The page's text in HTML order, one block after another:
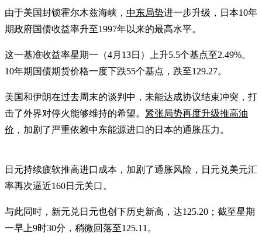
由于美国封锁霍尔木兹海峡， 中东局势进一步升级，日本10年
期政府国债收益率升至1997年以来的最高水平。
这一基准收益率星期一（4月13日）上升5.5个基点至2.49%。
10年期国债期货价格一度下跌55个基点，跌至129.27。
美国和伊朗在过去周末的谈判中，未能达成协议结束冲突，打
击了外界对停火能够维持的希望。 紧张局势再度升级推高油
价 ，加剧了严重依赖中东能源进口的日本的通胀压力。
日元持续疲软推高进口成本，加剧了通胀风险，日元兑美元汇
率再次逼近160日元关口。
与此同时，新元兑日元也创下历史新高，达125.20；截至星期
一早上9时30分，稍微回落至125.11。